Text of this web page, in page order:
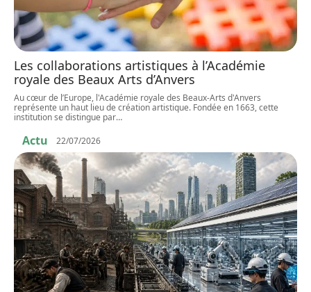
Les collaborations artistiques à l’Académie
royale des Beaux Arts d’Anvers
Au cœur de l’Europe, l'Académie royale des Beaux-Arts d'Anvers
représente un haut lieu de création artistique. Fondée en 1663, cette
institution se distingue par…
Actu 22/07/2026